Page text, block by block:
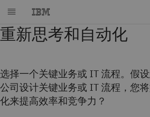
重新思考和自动化
选择一个关键业务或 IT 流程。假
公司设计关键业务或 IT 流程，您
化来提高效率和竞争力？